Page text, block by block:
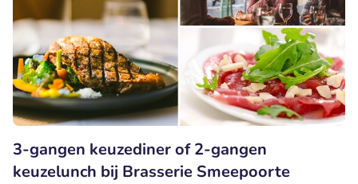
3-gangen keuzediner of 2-gangen
keuzelunch bij Brasserie Smeepoorte